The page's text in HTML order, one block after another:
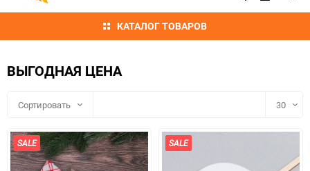
КАТАЛОГ ТОВАРОВ
ВЫГОДНАЯ ЦЕНА
Сортировать 30
SALE SALE